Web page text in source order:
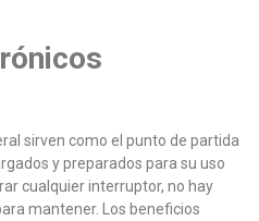
sirven como el punto de partida
y preparados para su uso
cualquier interruptor, no hay
mantener. Los beneficios